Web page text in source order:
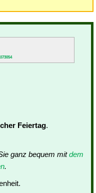
Feiertag.
ganz bequem mitdem
.